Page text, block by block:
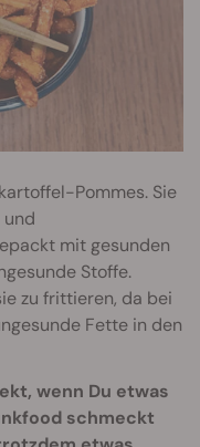
Pommes. Sie
mit gesunden
Stoffe.
zu frittieren, da bei
Fette in den
wenn Du etwas
schmeckt